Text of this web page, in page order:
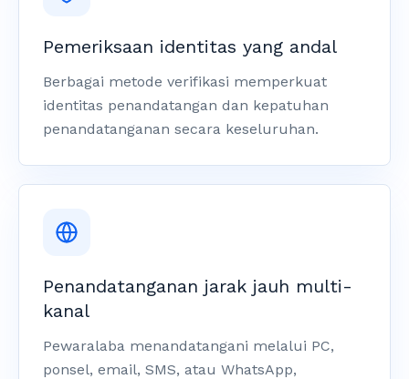
Pemeriksaan identitas yang andal
Berbagai metode verifikasi memperkuat
identitas penandatangan dan kepatuhan
penandatanganan secara keseluruhan.
Penandatanganan jarak jauh multi-
kanal
Pewaralaba menandatangani melalui PC,
ponsel, email, SMS, atau WhatsApp,